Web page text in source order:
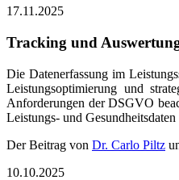
17.11.2025
Tracking und
Die Datenerfassung im
Leistungsoptimierung und
Anforderungen der DSGVO
Leistungs- und
Der Beitrag von Dr. Carlo Piltz
10.10.2025